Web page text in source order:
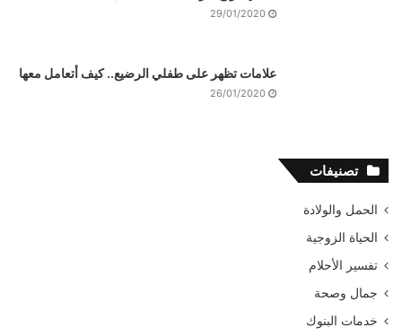
29/01/2020
علامات تظهر على طفلي الرضيع.. كيف أتعامل معها
26/01/2020
تصنيفات
الحمل والولادة
الحياة الزوجية
تفسير الأحلام
جمال وصحة
خدمات البنوك